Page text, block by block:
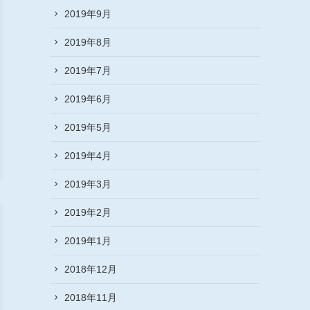
2019年9月
2019年8月
2019年7月
2019年6月
2019年5月
2019年4月
2019年3月
2019年2月
2019年1月
2018年12月
2018年11月